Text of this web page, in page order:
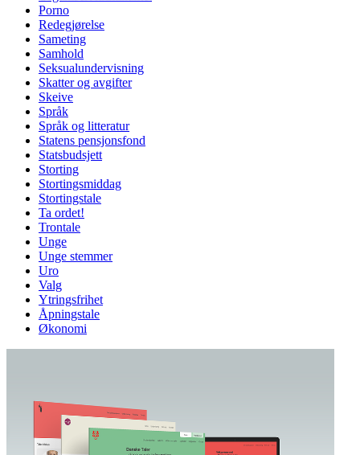
Porno
Redegjørelse
Sameting
Samhold
Seksualundervisning
Skatter og avgifter
Skeive
Språk
Språk og litteratur
Statens pensjonsfond
Statsbudsjett
Storting
Stortingsmiddag
Stortingstale
Ta ordet!
Trontale
Unge
Unge stemmer
Uro
Valg
Ytringsfrihet
Åpningstale
Økonomi